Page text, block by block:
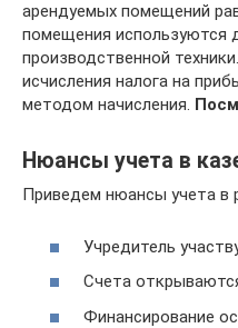
арендуемых помещений
помещения используются
производственной
исчисления налога на
методом начисления.
Нюансы учета в
Приведем нюансы учета в
Учредитель
Счета
Финансирование